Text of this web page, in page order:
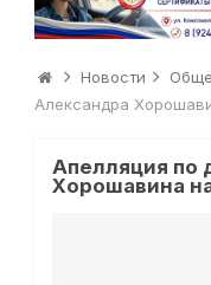
Новости
Александра
Апелляция по
Хорошавина